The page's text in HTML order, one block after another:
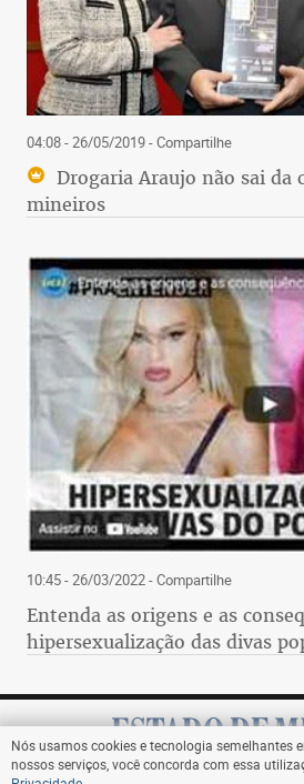
Nós usamos cookies e tecnologia semelhantes
nossos serviços, você concorda com essa
04:08 - 26/05/2019- Compartilhe
Drogaria Araujo não sai da
mineiros
10:45 - 26/03/2022- Compartilhe
Entenda as origens e as
hipersexualização das divas